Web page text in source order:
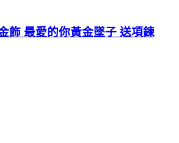
飾 最愛的你黃金墜子 送項鍊